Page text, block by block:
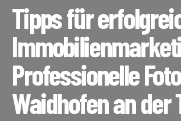
Tipps für
Professionelle
Waidhofen an der